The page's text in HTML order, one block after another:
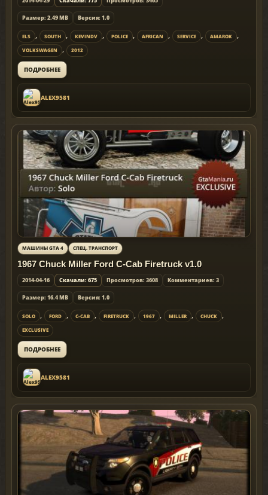
Размер: 2.49 MB Версия: 1.0
ELS , SOUTH , KEVINDV , POLICE , AFRICAN , SERVICE , AMAROK ,
VOLKSWAGEN , 2012
ПОДРОБНЕЕ
ALEX9581
МАШИНЫ GTA 4 СПЕЦ. ТРАНСПОРТ
1967 Chuck Miller Ford C-Cab Firetruck v1.0
2014-04-16 Скачали: 675 Просмотров: 3608 Комментариев: 3
Размер: 16.4 MB Версия: 1.0
SOLO , FORD , C-CAB , FIRETRUCK , 1967 , MILLER , CHUCK ,
EXCLUSIVE
ПОДРОБНЕЕ
ALEX9581